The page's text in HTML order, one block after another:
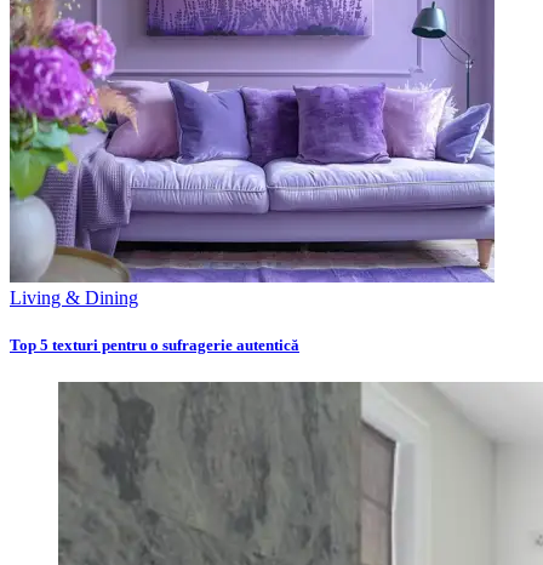
Living & Dining
Top 5 texturi pentru o sufragerie autentică